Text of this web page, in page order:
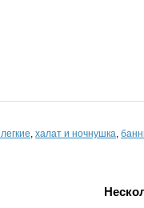
, халат и ночнушка,